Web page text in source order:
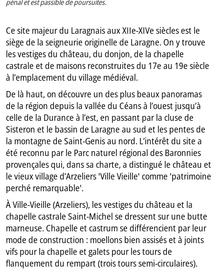
pénal et est passible de poursuites.
Ce site majeur du Laragnais aux XIIe-XIVe siècles est le
siège de la seigneurie originelle de Laragne. On y trouve
les vestiges du château, du donjon, de la chapelle
castrale et de maisons reconstruites du 17e au 19e siècle
à l’emplacement du village médiéval.
De là haut, on découvre un des plus beaux panoramas
de la région depuis la vallée du Céans à l’ouest jusqu’à
celle de la Durance à l’est, en passant par la cluse de
Sisteron et le bassin de Laragne au sud et les pentes de
la montagne de Saint-Genis au nord. L’intérêt du site a
été reconnu par le Parc naturel régional des Baronnies
provençales qui, dans sa charte, a distingué le château et
le vieux village d’Arzeliers 'Ville Vieille' comme 'patrimoine
perché remarquable'.
À Ville-Vieille (Arzeliers), les vestiges du château et la
chapelle castrale Saint-Michel se dressent sur une butte
marneuse. Chapelle et castrum se différencient par leur
mode de construction : moellons bien assisés et à joints
vifs pour la chapelle et galets pour les tours de
flanquement du rempart (trois tours semi-circulaires).